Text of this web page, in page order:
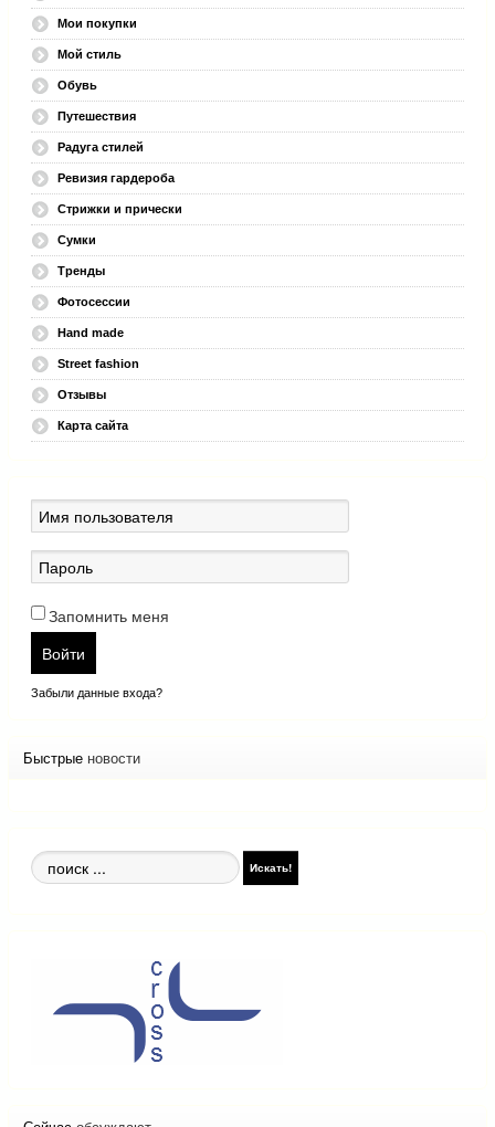
Мои покупки
Мой стиль
Обувь
Путешествия
Радуга стилей
Ревизия гардероба
Стрижки и прически
Сумки
Тренды
Фотосессии
Hand made
Street fashion
Отзывы
Карта сайта
Запомнить меня
Войти
Забыли данные входа?
Быстрые новости
Поиск
по
Искать!